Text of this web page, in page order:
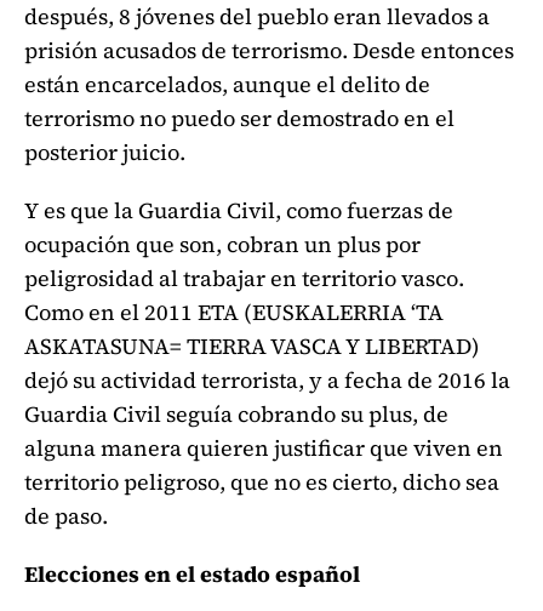
después, 8 jóvenes del pueblo eran llevados a
prisión acusados de terrorismo. Desde entonces
están encarcelados, aunque el delito de
terrorismo no puedo ser demostrado en el
posterior juicio.
Y es que la Guardia Civil, como fuerzas de
ocupación que son, cobran un plus por
peligrosidad al trabajar en territorio vasco.
Como en el 2011 ETA (EUSKALERRIA ‘TA
ASKATASUNA= TIERRA VASCA Y LIBERTAD)
dejó su actividad terrorista, y a fecha de 2016 la
Guardia Civil seguía cobrando su plus, de
alguna manera quieren justificar que viven en
territorio peligroso, que no es cierto, dicho sea
de paso.
Elecciones en el estado español